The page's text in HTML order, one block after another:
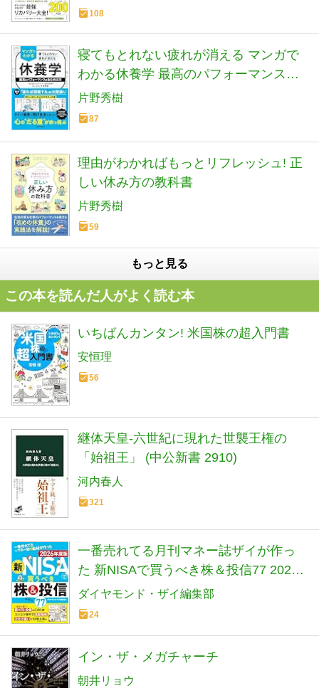
108
寝てもとれない疲れが消える マンガで
わかる休養学 最高のパフォーマンスを
生む休み方
片野秀樹
87
理由がわかればもっとリフレッシュ! 正
しい休み方の教科書
片野秀樹
59
もっと見る
この本を読んだ人がよく読む本
いちばんカンタン! 米国株の超入門書
安恒理
56
継体天皇-六世紀に現れた世襲王権の
「始祖王」 (中公新書 2910)
河内春人
321
一番売れてる月刊マネー誌ザイが作っ
た 新NISAで買うべき株＆投信77 2026
年度版
ダイヤモンド・ザイ編集部
24
イン・ザ・メガチャーチ
朝井リョウ